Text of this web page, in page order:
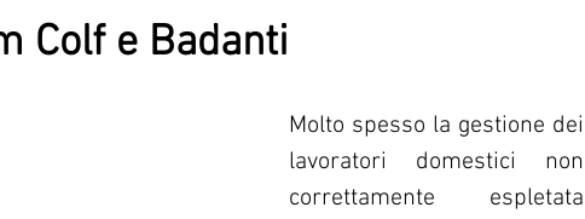
Colf e Badanti
Molto spesso la gestione dei
lavoratori domestici non
correttamente espletata